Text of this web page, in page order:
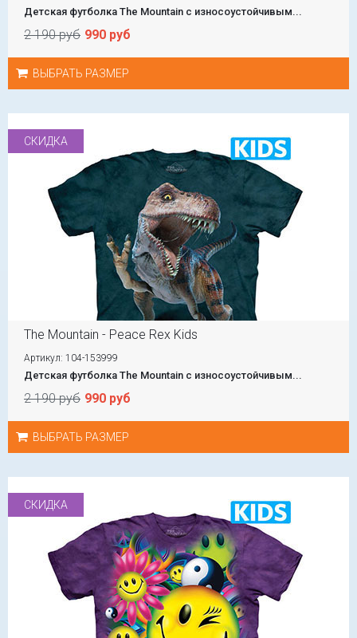
Детская футболка The Mountain с износоустойчивым...
2 190 руб 990 руб
ВЫБРАТЬ РАЗМЕР
СКИДКА
The Mountain - Peace Rex Kids
Артикул: 104-153999
Детская футболка The Mountain с износоустойчивым...
2 190 руб 990 руб
ВЫБРАТЬ РАЗМЕР
СКИДКА